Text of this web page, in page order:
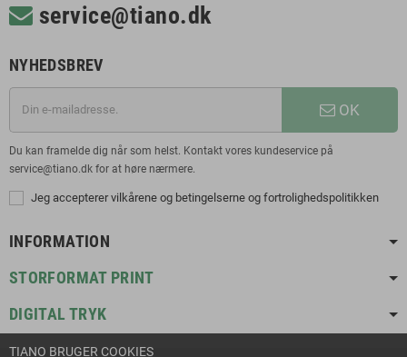
service@tiano.dk
NYHEDSBREV
OK
Du kan framelde dig når som helst. Kontakt vores kundeservice på
service@tiano.dk for at høre nærmere.
Jeg accepterer vilkårene og betingelserne og fortrolighedspolitikken
INFORMATION
STORFORMAT PRINT
DIGITAL TRYK
TIANO BRUGER COOKIES